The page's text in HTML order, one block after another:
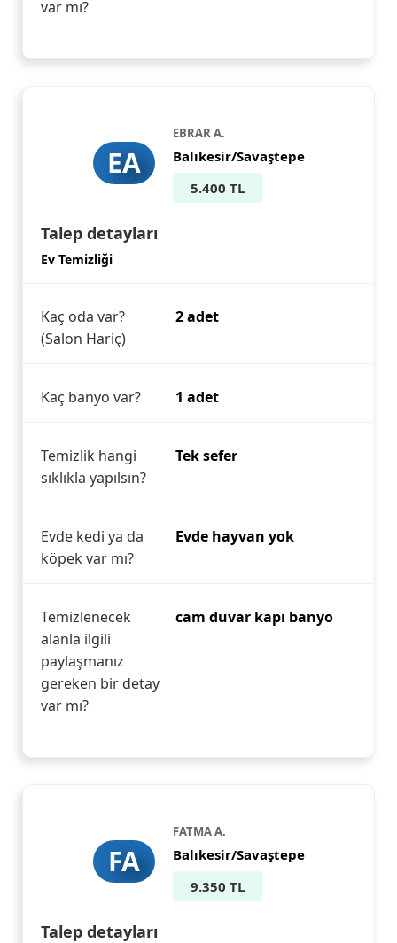
var mı?
EA
EBRAR A.
Balıkesir/Savaştepe
5.400 TL
Talep detayları
Ev Temizliği
Kaç oda var?
(Salon Hariç)
2 adet
Kaç banyo var? 1 adet
Temizlik hangi
sıklıkla yapılsın?
Tek sefer
Evde kedi ya da
köpek var mı?
Evde hayvan yok
Temizlenecek
alanla ilgili
paylaşmanız
gereken bir detay
var mı?
cam duvar kapı banyo
FA
FATMA A.
Balıkesir/Savaştepe
9.350 TL
Talep detayları